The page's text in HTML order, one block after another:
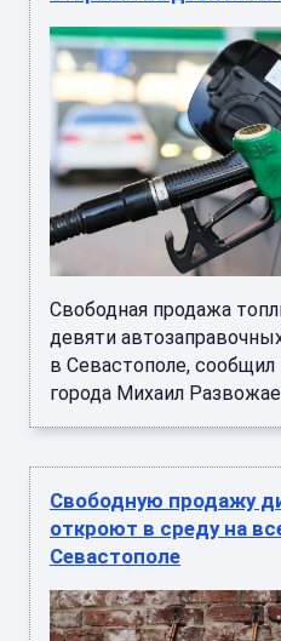
Свободная продажа
девяти
в Севастополе, сообщил
города Михаил
Свободную продажу
откроют в среду на
Севастополе